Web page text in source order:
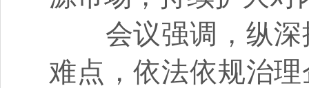
会议强调，纵深
难点，依法依规治